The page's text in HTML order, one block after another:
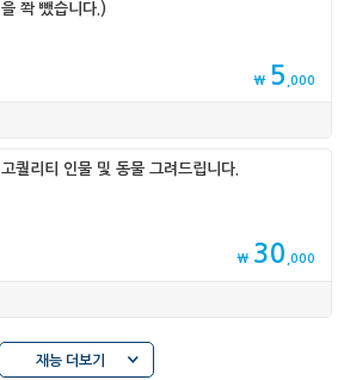
을 쫙 뺐습니다.)
₩ 5 ,000
고퀄리티 인물 및 동물 그려드립니다.
₩ 30 ,000
재능 더보기